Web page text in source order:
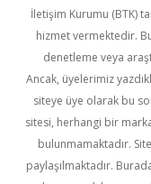
İletişim Kurumu (BTK)
hizmet vermektedir.
denetleme veya
Ancak, üyelerimiz
siteye üye olarak bu
sitesi, herhangi bir
bulunmamaktadır.
paylaşılmaktadır.